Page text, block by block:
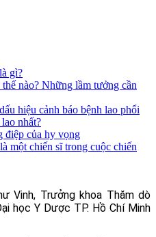
gì?
nào? Những lầm tưởng cần
hiệu cảnh báo bệnh lao phổi
nhất?
điệp của hy vọng
một chiến sĩ trong cuộc chiến
Vinh, Trưởng khoa Thăm dò
học Y Dược TP. Hồ Chí Minh